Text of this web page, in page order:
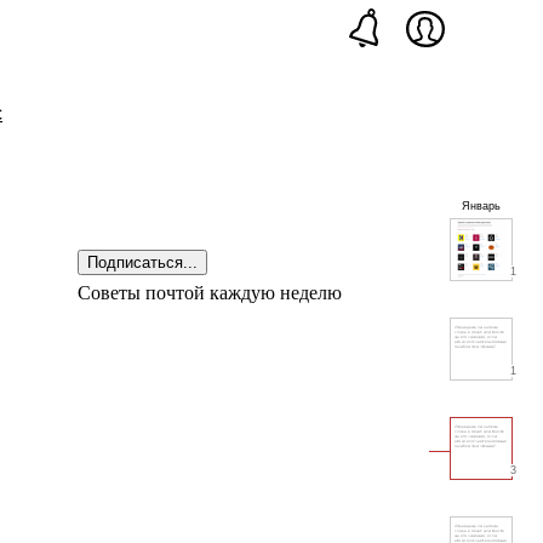
Январь
1
1
3
Подписаться...
Советы почтой каждую неделю